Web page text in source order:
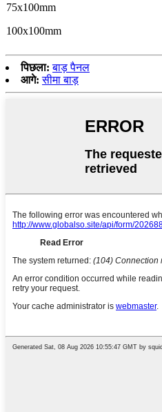
75x100mm
100x100mm
पिछला: बाड़ पैनल
आगे: सीमा बाड़